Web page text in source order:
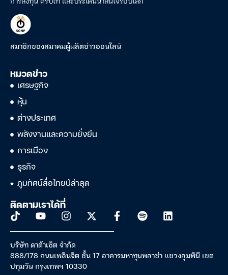
สมาชิกของสมาคมผู้ผลิตข่าวออนไลน์
หมวดข่าว
เศรษฐกิจ
หุ้น
ต่างประเทศ
พลังงานและความยั่งยืน
การเมือง
ธุรกิจ
ภูมิทัศน์สื่อไทยปีล่าสุด
ติดตามเราได้ที่
บริษัท ดาต้าเซ็ต จำกัด
888/178 ถนนเพลินจิต ชั้น 17 อาคารมหาทุนพลาซ่า แขวงลุมพินี เขต
ปทุมวัน กรุงเทพฯ 10330